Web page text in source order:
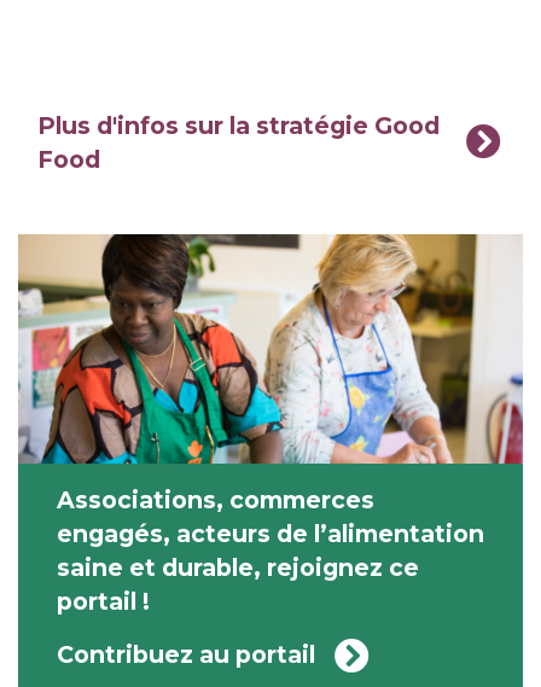
Plus d'infos sur la stratégie Good
Food
Associations, commerces
engagés, acteurs de l’alimentation
saine et durable, rejoignez ce
portail !
Contribuez au portail